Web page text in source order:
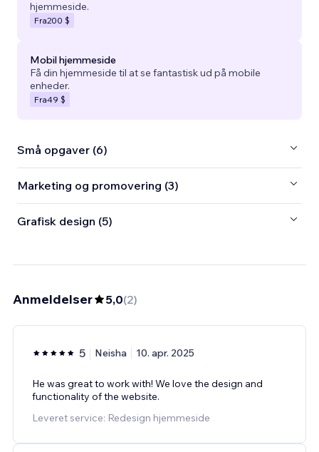
hjemmeside.
Fra200 $
Mobil hjemmeside
Få din hjemmeside til at se fantastisk ud på mobile
enheder.
Fra49 $
Små opgaver (6)
Marketing og promovering (3)
Grafisk design (5)
Anmeldelser 5,0(2)
5 Neisha 10. apr. 2025
He was great to work with! We love the design and
functionality of the website.
Leveret service: Redesign hjemmeside